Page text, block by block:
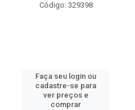
Código: 329398
Faça seu login ou
cadastre-se para
ver preços e
comprar